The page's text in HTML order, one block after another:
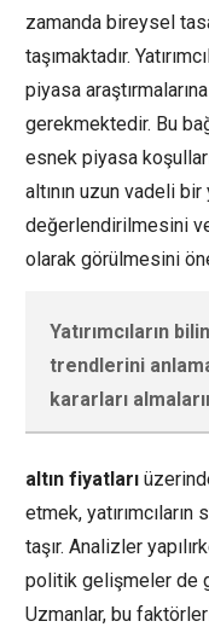
zamanda bireysel
taşımaktadır.
piyasa
gerekmektedir. Bu
esnek piyasa
altının uzun vadeli bir
değerlendirilmesini
olarak görülmesini
Yatırımcıların
trendlerini
kararları
altın fiyatları
etmek,
taşır. Analizler
politik gelişmeler de
Uzmanlar, bu